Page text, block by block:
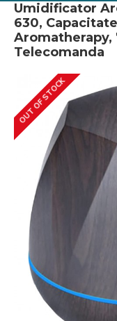
Umidificator
630,
Aromatherapy,
Telecomanda
OUT OF STOCK